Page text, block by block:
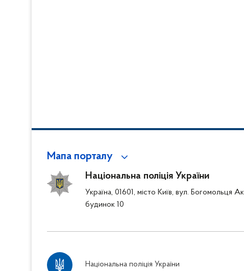
Мапа порталу
Національна поліція України
Україна, 01601, місто Київ, вул. Богомольця
будинок 10
Національна поліція України